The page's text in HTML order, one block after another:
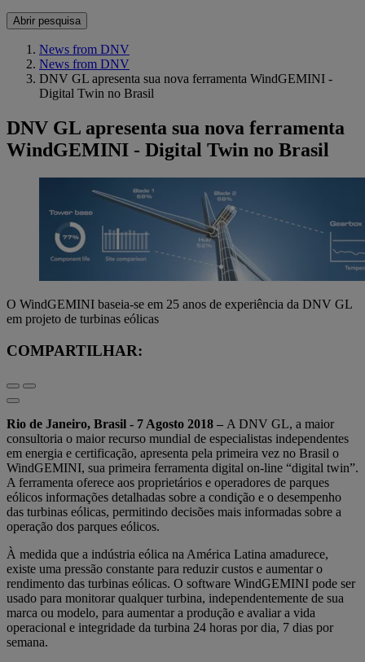
Abrir pesquisa
News from DNV
News from DNV
DNV GL apresenta sua nova ferramenta WindGEMINI -
Digital Twin no Brasil
DNV GL apresenta sua nova ferramenta
WindGEMINI - Digital Twin no Brasil
O WindGEMINI baseia-se em 25 anos de experiência da DNV GL
em projeto de turbinas eólicas
COMPARTILHAR:
Rio de Janeiro, Brasil - 7 Agosto 2018 – A DNV GL, a maior
consultoria o maior recurso mundial de especialistas independentes
em energia e certificação, apresenta pela primeira vez no Brasil o
WindGEMINI, sua primeira ferramenta digital on-line “digital twin”.
A ferramenta oferece aos proprietários e operadores de parques
eólicos informações detalhadas sobre a condição e o desempenho
das turbinas eólicas, permitindo decisões mais informadas sobre a
operação dos parques eólicos.
À medida que a indústria eólica na América Latina amadurece,
existe uma pressão constante para reduzir custos e aumentar o
rendimento das turbinas eólicas. O software WindGEMINI pode ser
usado para monitorar qualquer turbina, independentemente de sua
marca ou modelo, para aumentar a produção e avaliar a vida
operacional e integridade da turbina 24 horas por dia, 7 dias por
semana.